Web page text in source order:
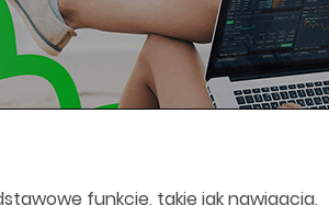
funkcje, takie jak nawigacja,